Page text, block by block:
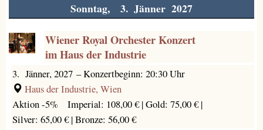
Sonntag, 3. Jänner 2027
Wiener Royal Orchester Konzert
im Haus der Industrie
3. Jänner, 2027 –Konzertbeginn: 20:30 Uhr
Haus der Industrie, Wien
Aktion -5%Imperial: 108,00 € |Gold: 75,00 € |
Silver: 65,00 € |Bronze: 56,00 €